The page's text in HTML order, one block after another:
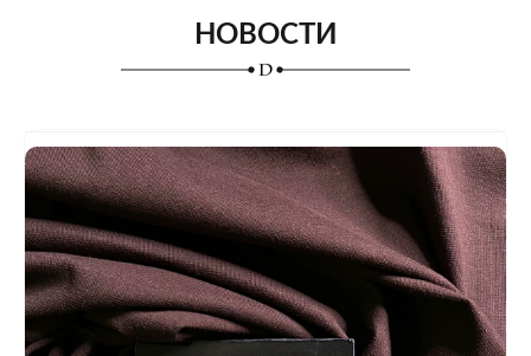
НОВОСТИ